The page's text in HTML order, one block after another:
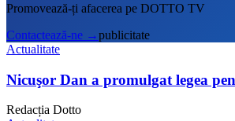
Promovează-ți afacerea pe DOTTO TV
Contactează-ne →publicitate
Actualitate
Nicuşor Dan a promulgat legea
Redacția Dotto